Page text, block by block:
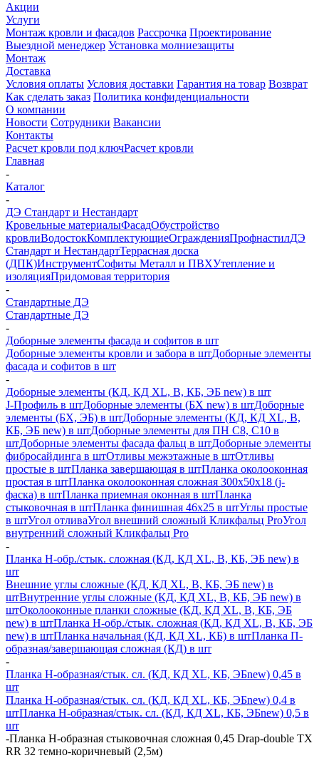
Акции
Услуги
Монтаж кровли и фасадов Рассрочка Проектирование
Выездной менеджер Установка молниезащиты
Монтаж
Доставка
Условия оплаты Условия доставки Гарантия на товар Возврат
Как сделать заказ Политика конфиденциальности
О компании
Новости Сотрудники Вакансии
Контакты
Расчет кровли под ключРасчет кровли
Главная
-
Каталог
-
ДЭ Стандарт и Нестандарт
Кровельные материалыФасадОбустройство
кровлиВодостокКомплектующиеОгражденияПрофнастилДЭ
Стандарт и НестандартТеррасная доска
(ДПК)ИнструментСофиты Металл и ПВХУтепление и
изоляцияПридомовая территория
-
Стандартные ДЭ
Стандартные ДЭ
-
Доборные элементы фасада и софитов в шт
Доборные элементы кровли и забора в штДоборные элементы
фасада и софитов в шт
-
Доборные элементы (КД, КД XL, В, КБ, ЭБ new) в шт
J-Профиль в штДоборные элементы (БХ new) в штДоборные
элементы (БХ, ЭБ) в штДоборные элементы (КД, КД XL, В,
КБ, ЭБ new) в штДоборные элементы для ПН С8, С10 в
штДоборные элементы фасада фальц в штДоборные элементы
фибросайдинга в штОтливы межэтажные в штОтливы
простые в штПланка завершающая в штПланка околооконная
простая в штПланка околооконная сложная 300х50х18 (j-
фаска) в штПланка приемная оконная в штПланка
стыковочная в штПланка финишная 46х25 в штУглы простые
в штУгол отливаУгол внешний сложный Кликфальц ProУгол
внутренний сложный Кликфальц Pro
-
Планка H-обр./стык. сложная (КД, КД XL, В, КБ, ЭБ new) в
шт
Внешние углы сложные (КД, КД XL, В, КБ, ЭБ new) в
штВнутренние углы сложные (КД, КД XL, В, КБ, ЭБ new) в
штОколооконные планки сложные (КД, КД XL, В, КБ, ЭБ
new) в штПланка H-обр./стык. сложная (КД, КД XL, В, КБ, ЭБ
new) в штПланка начальная (КД, КД XL, КБ) в штПланка П-
образная/завершающая сложная (КД) в шт
-
Планка H-образная/стык. сл. (КД, КД XL, КБ, ЭБnew) 0,45 в
шт
Планка H-образная/стык. сл. (КД, КД XL, КБ, ЭБnew) 0,4 в
штПланка H-образная/стык. сл. (КД, КД XL, КБ, ЭБnew) 0,5 в
шт
-Планка Н-образная стыковочная сложная 0,45 Drap-double TX
RR 32 темно-коричневый (2,5м)